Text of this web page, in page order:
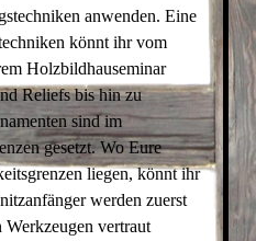
anwenden. Eine
könnt ihr vom
Holzbildhauseminar
Reliefs bis hin zu
sind im
gesetzt. Wo Eure
liegen, könnt ihr
werden zuerst
vertraut